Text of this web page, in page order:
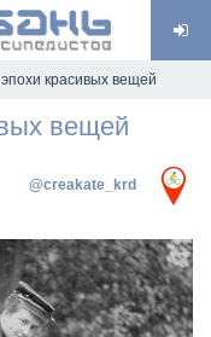
красивых вещей
вещей
@creakate_krd